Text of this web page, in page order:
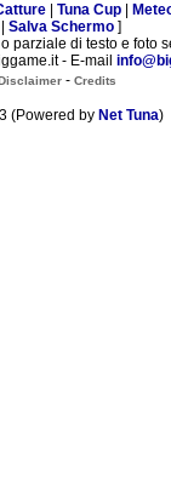
Tuna Cup
Salva Schermo]
parziale di testo e foto
- E-mail
- Credits
(Powered by Net Tuna)